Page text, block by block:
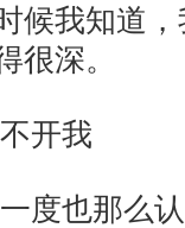
候我知道
很深。
开我
度也那么